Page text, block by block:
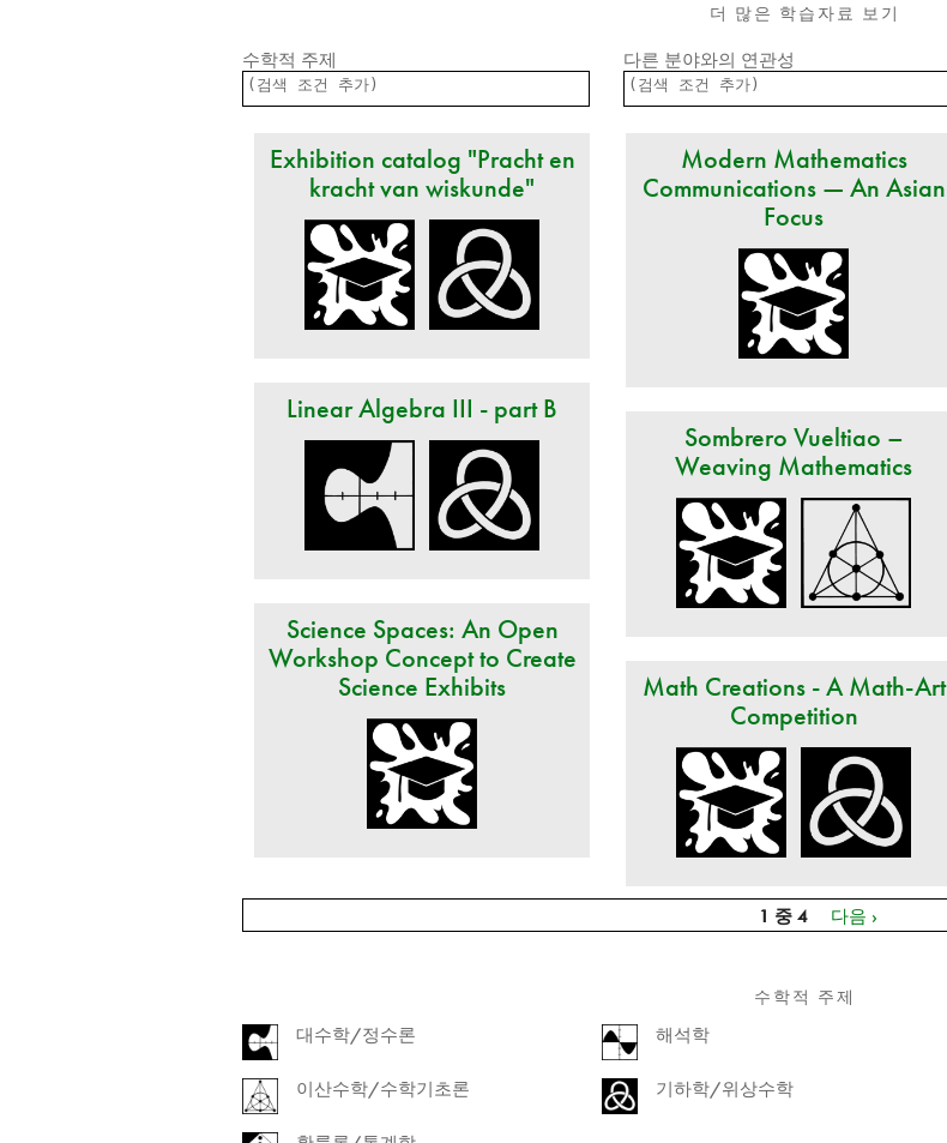
더 많은 학습자료 보기
수학적 주제 다른 분야와의 연관성
Exhibition catalog "Pracht en
kracht van wiskunde"
Modern Mathematics
Communications — An Asian
Focus
Linear Algebra III - part B
Sombrero Vueltiao –
Weaving Mathematics
Science Spaces: An Open
Workshop Concept to Create
Science Exhibits
Math Creations - A Math-Art
Competition
1 중 4 다음 ›
수학적 주제
대수학/정수론
해석학
이산수학/수학기초론 기하학/위상수학